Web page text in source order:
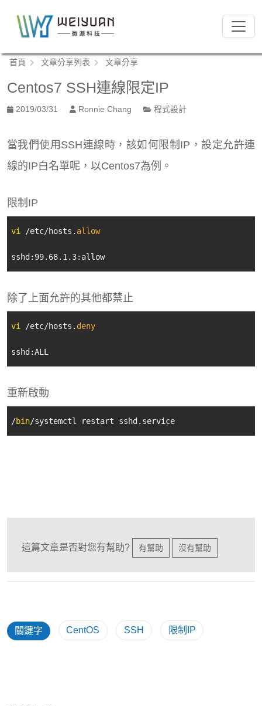
區
塊
首頁 文章分享列表 文章分享
Centos7 SSH連線限定IP
2019/03/31 Ronnie Chang 程式設計
當我們使用SSH連線時，該如何限制IP，設定允許連
線的IP白名單呢，以Centos7為例。
限制IP
vi /etc/hosts. allow
sshd:99.68.1.3:allow
除了上面允許的其他都禁止
vi /etc/hosts. deny
sshd:ALL
重新啟動
/bin/systemctl restart sshd.service
這篇文章是否對您有幫助? 有幫助 沒有幫助
關鍵字 CentOS SSH 限制IP